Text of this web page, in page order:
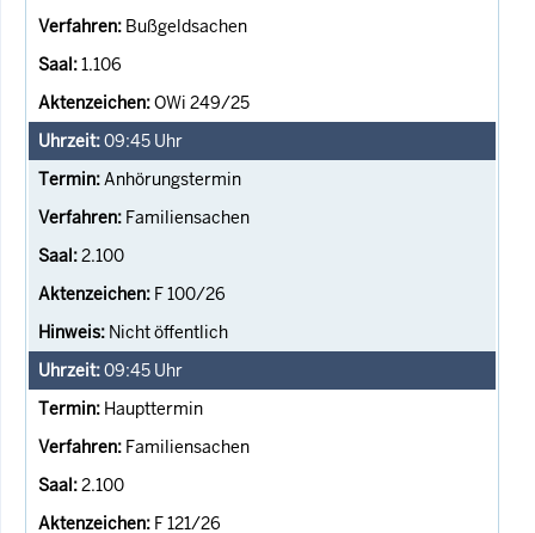
Bußgeldsachen
1.106
OWi 249/25
09:45 Uhr
Anhörungstermin
Familiensachen
2.100
F 100/26
Nicht öffentlich
09:45 Uhr
Haupttermin
Familiensachen
2.100
F 121/26